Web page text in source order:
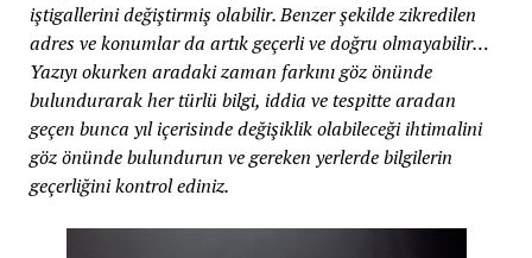
iştigallerini değiştirmiş olabilir. Benzer şekilde zikredilen
adres ve konumlar da artık geçerli ve doğru olmayabilir…
Yazıyı okurken aradaki zaman farkını göz önünde
bulundurarak her türlü bilgi, iddia ve tespitte aradan
geçen bunca yıl içerisinde değişiklik olabileceği ihtimalini
göz önünde bulundurun ve gereken yerlerde bilgilerin
geçerliğini kontrol ediniz.